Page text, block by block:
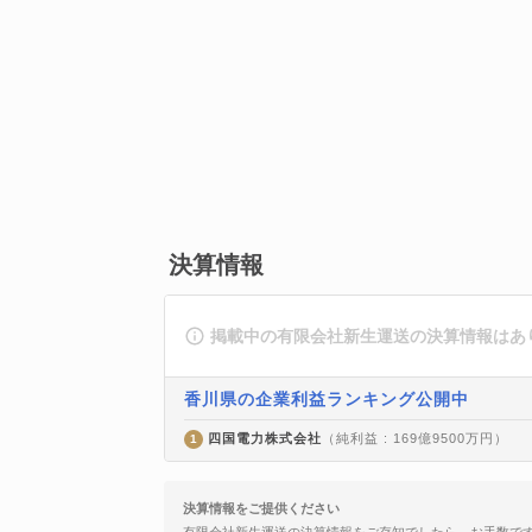
決算情報
掲載中の有限会社新生運送の決算情報はあ
香川県の企業利益ランキング公開中
1 四国電力株式会社 （純利益 : 169億9500万円）
決算情報をご提供ください